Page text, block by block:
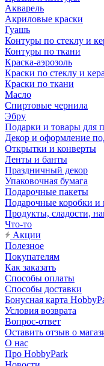
Акварель
Акриловые краски
Гуашь
Контуры по стеклу и
Контуры по ткани
Краска-аэрозоль
Краски по стеклу и
Краски по ткани
Масло
Спиртовые чернила
Эбру
Подарки и товары для
Декор и оформление
Открытки и конверты
Ленты и банты
Праздничный декор
Упаковочная бумага
Подарочные пакеты
Подарочные коробки и
Продукты, сладости,
Что-то
Акции
Полезное
Покупателям
Как заказать
Способы оплаты
Способы доставки
Бонусная карта
Условия возврата
Вопрос-ответ
Оставить отзыв о
О нас
Про HobbyPark